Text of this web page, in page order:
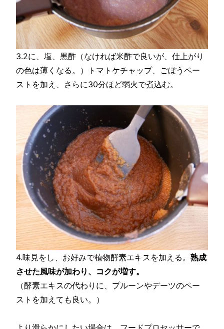
3.2に、塩、黒酢（なければ米酢で良いが、仕上がり
の色は薄くなる。）トマトケチャップ、ごぼうペー
ストを加え、さらに30分ほど弱火で煮込む。
4.味見をし、お好みで植物酵素エキスを加える。熟成
させた風味が加わり、コクが増す。
（酵素エキスの代わりに、プルーンやデーツのペー
ストを加えても良い。）